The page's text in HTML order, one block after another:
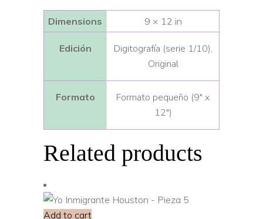
Dimensions 9 × 12 in
Edición
Digitografía (serie 1/10),
Original
Formato
Formato pequeño (9″ x
12″)
Related products
Add to cart